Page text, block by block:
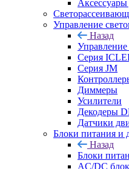
Управление
Назад
Управление
Серия
Серия JM
Диммеры
Усилители
Декодеры
Датчики
Блоки питания и
Назад
Блоки
AC/DC